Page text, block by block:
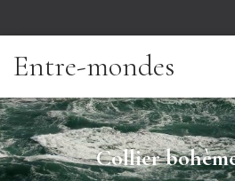
Entre-mondes
Collier